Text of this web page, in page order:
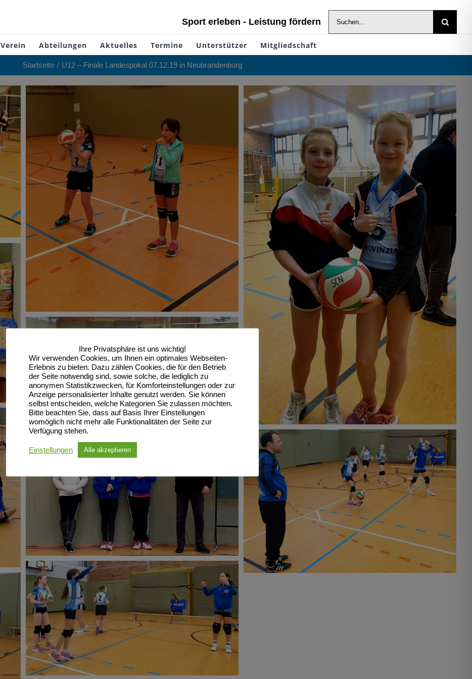
Sport erleben - Leistung fördern
Suche
nach:
Verein Abteilungen Aktuelles Termine Unterstützer Mitgliedschaft
Startseite U12 – Finale Landespokal 07.12.19 in Neubrandenburg
Ihre Privatsphäre ist uns wichtig!
Wir verwenden Cookies, um Ihnen ein optimales Webseiten-
Erlebnis zu bieten. Dazu zählen Cookies, die für den Betrieb
der Seite notwendig sind, sowie solche, die lediglich zu
anonymen Statistikzwecken, für Komforteinstellungen oder zur
Anzeige personalisierter Inhalte genutzt werden. Sie können
selbst entscheiden, welche Kategorien Sie zulassen möchten.
Bitte beachten Sie, dass auf Basis Ihrer Einstellungen
womöglich nicht mehr alle Funktionalitäten der Seite zur
Verfügung stehen.
Einstellungen Alle akzeptieren